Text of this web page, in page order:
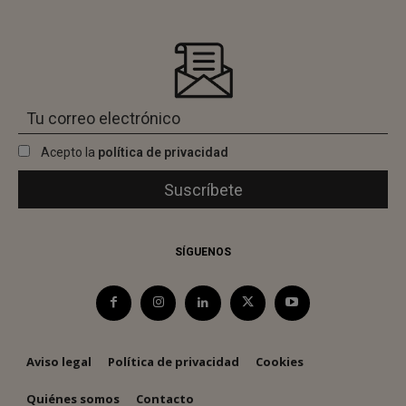
Acepto la política de privacidad
SÍGUENOS
Aviso legal Política de privacidad Cookies
Quiénes somos Contacto